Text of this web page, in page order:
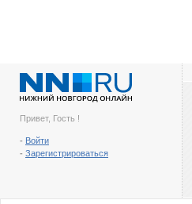
Привет, Гость !
- Войти
- Зарегистрироваться